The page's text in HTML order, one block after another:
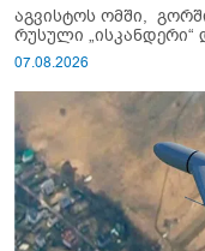
აგვისტოს ომში,
რუსული „ისკანდერი“
07.08.2026